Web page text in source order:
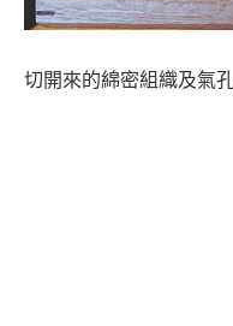
切開來的綿密組織及氣